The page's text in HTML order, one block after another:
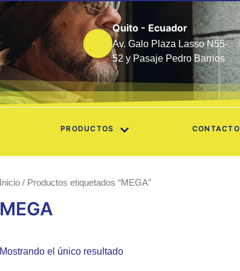
Quito - Ecuador
Av. Galo Plaza Lasso N55-
52 y Pasaje Pedro Barrios
PRODUCTOS CONTACTO
Inicio / Productos etiquetados “MEGA”
MEGA
Mostrando el único resultado